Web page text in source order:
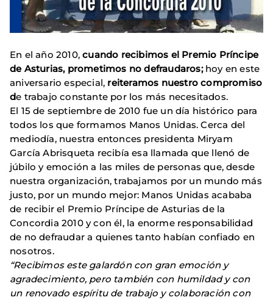
En el año 2010,cuando recibimos el Premio Príncipe
de Asturias, prometimos no defraudaros;hoy en este
aniversario especial, reiteramos nuestro compromiso
de trabajo constante por los más necesitados.
El 15 de septiembre de 2010 fue un día histórico para
todos los que formamos Manos Unidas. Cerca del
mediodía, nuestra entonces presidenta Miryam
García Abrisqueta recibía esa llamada que llenó de
júbilo y emoción a las miles de personas que, desde
nuestra organización, trabajamos por un mundo más
justo, por un mundo mejor: Manos Unidas acababa
de recibir el Premio Príncipe de Asturias de la
Concordia 2010 y con él, la enorme responsabilidad
de no defraudar a quienes tanto habían confiado en
nosotros.
“Recibimos este galardón con gran emoción y
agradecimiento, pero también con humildad y con
un renovado espíritu de trabajo y colaboración con